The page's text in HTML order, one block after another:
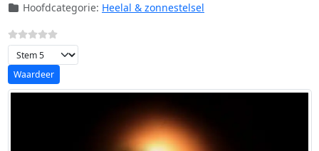
Hoofdcategorie: Heelal & zonnestelsel
Voeg waardering toe